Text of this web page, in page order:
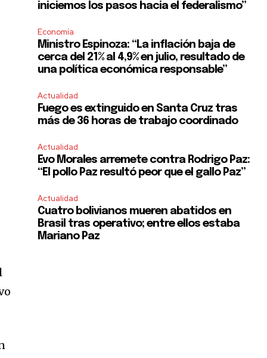
iniciemos los pasos hacia el federalismo”
Economía
Ministro Espinoza: “La inflación baja de
cerca del 21% al 4,9% en julio, resultado de
una política económica responsable”
Actualidad
Fuego es extinguido en Santa Cruz tras
más de 36 horas de trabajo coordinado
Actualidad
Evo Morales arremete contra Rodrigo Paz:
“El pollo Paz resultó peor que el gallo Paz”
Actualidad
Cuatro bolivianos mueren abatidos en
Brasil tras operativo; entre ellos estaba
Mariano Paz